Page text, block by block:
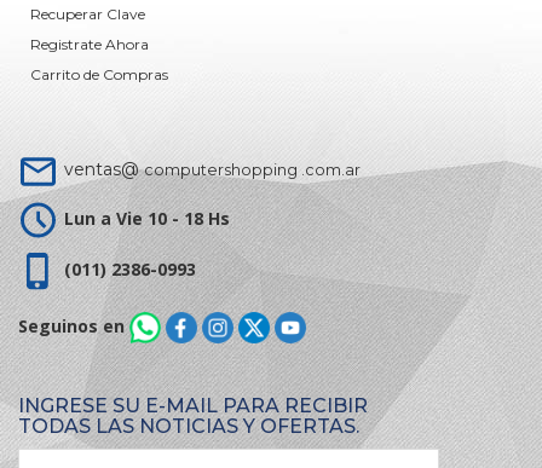
Recuperar Clave
Registrate Ahora
Carrito de Compras
ventas@computershopping .com.ar
Lun a Vie 10 - 18 Hs
(011) 2386-0993
Seguinos en
INGRESE SU E-MAIL PARA RECIBIR
TODAS LAS NOTICIAS Y OFERTAS.